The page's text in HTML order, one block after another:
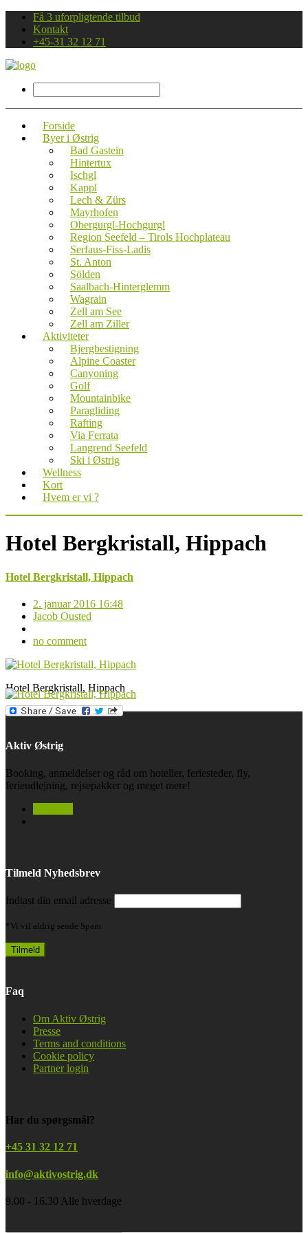
Få 3 uforpligtende tilbud
Kontakt
+45-31 32 12 71
Forside
Byer i Østrig
Bad Gastein
Hintertux
Ischgl
Kappl
Lech & Zürs
Mayrhofen
Obergurgl-Hochgurgl
Region Seefeld – Tirols Hochplateau
Serfaus-Fiss-Ladis
St. Anton
Sölden
Saalbach-Hinterglemm
Wagrain
Zell am See
Zell am Ziller
Aktiviteter
Bjergbestigning
Alpine Coaster
Canyoning
Golf
Mountainbike
Paragliding
Rafting
Via Ferrata
Langrend Seefeld
Ski i Østrig
Wellness
Kort
Hvem er vi ?
Hotel Bergkristall, Hippach
Hotel Bergkristall, Hippach
2. januar 2016 16:48
Jacob Ousted
no comment
Hotel Bergkristall, Hippach
Aktiv Østrig
Booking, anmeldelser og råd om hoteller, feriesteder, fly,
ferieudlejning, rejsepakker og meget mere!
Tilmeld Nyhedsbrev
Indtast din email adresse
*Vi vil aldrig sende Spam
Faq
Om Aktiv Østrig
Presse
Terms and conditions
Cookie policy
Partner login
Har du spørgsmål?
+45 31 32 12 71
info@aktivostrig.dk
9.00 - 16.30 Alle hverdage